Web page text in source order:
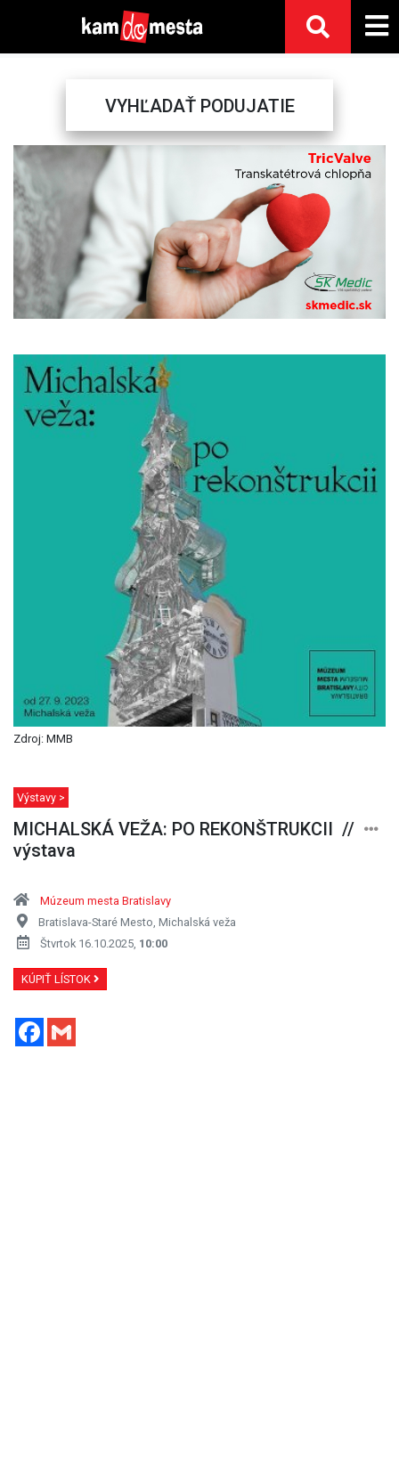
VYHĽADAŤ PODUJATIE
Previous
Zdroj: MMB
Výstavy >
MICHALSKÁ VEŽA: PO REKONŠTRUKCII //
výstava
Múzeum mesta Bratislavy
Bratislava-Staré Mesto, Michalská veža
Štvrtok 16.10.2025, 10:00
KÚPIŤ LÍSTOK
Facebook